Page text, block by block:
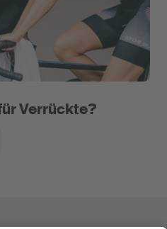
Verrückte?